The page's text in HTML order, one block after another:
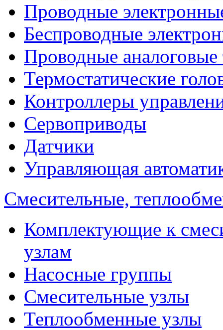
Проводные
Беспроводные
Проводные аналоговые
Термостатические
Контроллеры
Сервоприводы
Датчики
Управляющая
Смесительные,
Комплектующие к
узлам
Насосные группы
Смесительные узлы
Теплообменные узлы